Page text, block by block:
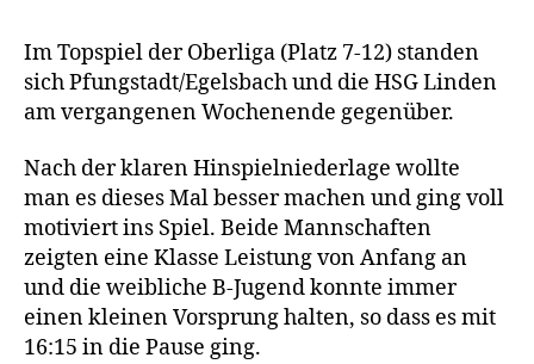
Im Topspiel der Oberliga (Platz 7-12) standen
sich Pfungstadt/Egelsbach und die HSG Linden
am vergangenen Wochenende gegenüber.
Nach der klaren Hinspielniederlage wollte
man es dieses Mal besser machen und ging voll
motiviert ins Spiel. Beide Mannschaften
zeigten eine Klasse Leistung von Anfang an
und die weibliche B-Jugend konnte immer
einen kleinen Vorsprung halten, so dass es mit
16:15 in die Pause ging.